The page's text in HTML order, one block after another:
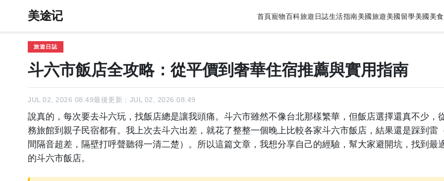
美途记 首頁寵物百科旅遊日誌生活指南美國旅遊美國留學美國美食
旅遊日誌
斗六市飯店全攻略：從平價到奢華住宿推薦與實用指南
JUL 02, 2026 08:49最後更新：JUL 02, 2026 08:49
說真的，每次要去斗六玩，找飯店總是讓我頭痛。斗六市雖然不像台北那樣繁華，但飯店選擇還真不少，
務旅館到親子民宿都有。我上次去斗六出差，就花了整整一個晚上比較各家斗六市飯店，結果還是踩到雷
間隔音超差，隔壁打呼聲聽得一清二楚）。所以這篇文章，我想分享自己的經驗，幫大家避開坑，找到最
的斗六市飯店。